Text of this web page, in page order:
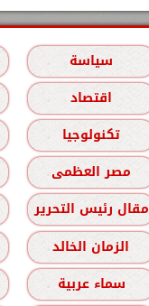
سياسة
اقتصاد
تكنولوجيا
مصر العظمى
مقال رئيس التحرير
الزمان الخالد
سماء عربية